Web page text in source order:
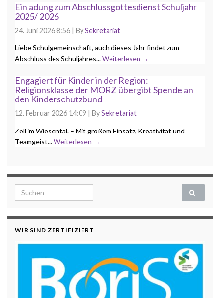
Einladung zum Abschlussgottesdienst Schuljahr
2025/ 2026
24. Juni 2026 8:56 | BySekretariat
Liebe Schulgemeinschaft, auch dieses Jahr findet zum
Abschluss des Schuljahres...Weiterlesen →
Engagiert für Kinder in der Region:
Religionsklasse der MORZ übergibt Spende an
den Kinderschutzbund
12. Februar 2026 14:09 | BySekretariat
Zell im Wiesental. – Mit großem Einsatz, Kreativität und
Teamgeist...Weiterlesen →
Search for:
WIR SIND ZERTIFIZIERT